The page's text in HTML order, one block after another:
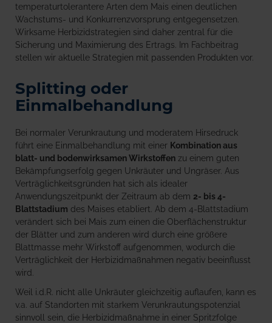
temperaturtolerantere Arten dem Mais einen deutlichen
Wachstums- und Konkurrenzvorsprung entgegensetzen.
Wirksame Herbizidstrategien sind daher zentral für die
Sicherung und Maximierung des Ertrags. Im Fachbeitrag
stellen wir aktuelle Strategien mit passenden Produkten vor.
Splitting oder
Einmalbehandlung
Bei normaler Verunkrautung und moderatem Hirsedruck
führt eine Einmalbehandlung mit einer Kombination aus
blatt- und bodenwirksamen Wirkstoffen zu einem guten
Bekämpfungserfolg gegen Unkräuter und Ungräser. Aus
Verträglichkeitsgründen hat sich als idealer
Anwendungszeitpunkt der Zeitraum ab dem 2- bis 4-
Blattstadium des Maises etabliert. Ab dem 4-Blattstadium
verändert sich bei Mais zum einen die Oberflächenstruktur
der Blätter und zum anderen wird durch eine größere
Blattmasse mehr Wirkstoff aufgenommen, wodurch die
Verträglichkeit der Herbizidmaßnahmen negativ beeinflusst
wird.
Weil i.d.R. nicht alle Unkräuter gleichzeitig auflaufen, kann es
v.a. auf Standorten mit starkem Verunkrautungspotenzial
sinnvoll sein, die Herbizidmaßnahme in einer Spritzfolge